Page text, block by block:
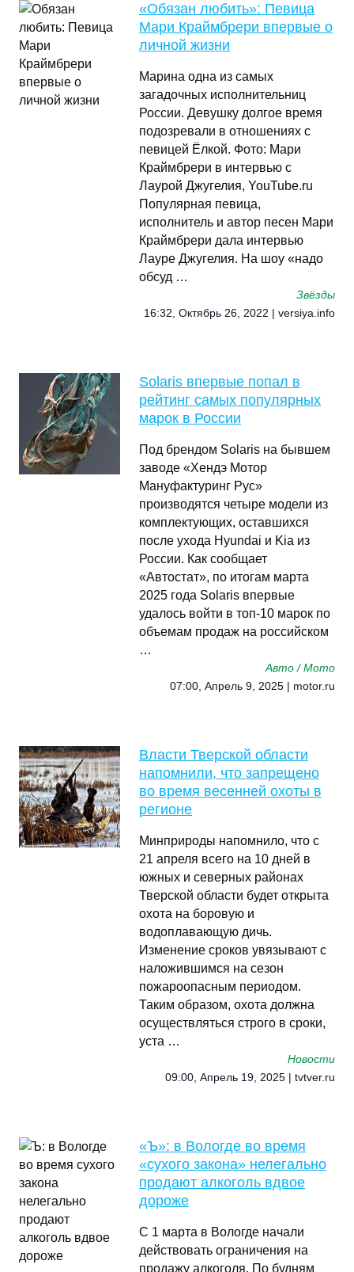
«Обязан любить»: Певица
Мари Краймбрери впервые о
личной жизни
Марина одна из самых
загадочных исполнительниц
России. Девушку долгое время
подозревали в отношениях с
певицей Ёлкой. Фото: Мари
Краймбрери в интервью с
Лаурой Джугелия, YouTube.ru
Популярная певица,
исполнитель и автор песен Мари
Краймбрери дала интервью
Лауре Джугелия. На шоу «надо
обсуд …
Звёзды
16:32, Октябрь 26, 2022 | versiya.info
Solaris впервые попал в
рейтинг самых популярных
марок в России
Под брендом Solaris на бывшем
заводе «Хендэ Мотор
Мануфактуринг Рус»
производятся четыре модели из
комплектующих, оставшихся
после ухода Hyundai и Kia из
России. Как сообщает
«Автостат», по итогам марта
2025 года Solaris впервые
удалось войти в топ-10 марок по
объемам продаж на российском
…
Авто / Мото
07:00, Апрель 9, 2025 | motor.ru
Власти Тверской области
напомнили, что запрещено
во время весенней охоты в
регионе
Минприроды напомнило, что с
21 апреля всего на 10 дней в
южных и северных районах
Тверской области будет открыта
охота на боровую и
водоплавающую дичь.
Изменение сроков увязывают с
наложившимся на сезон
пожароопасным периодом.
Таким образом, охота должна
осуществляться строго в сроки,
уста …
Новости
09:00, Апрель 19, 2025 | tvtver.ru
«Ъ»: в Вологде во время
«сухого закона» нелегально
продают алкоголь вдвое
дороже
С 1 марта в Вологде начали
действовать ограничения на
продажу алкоголя. По будням